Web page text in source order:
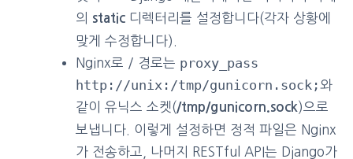
의 static 디렉터리를 설정합니다(각자 상황에
맞게 수정합니다).
Nginx로 / 경로는 proxy_pass
http://unix:/tmp/gunicorn.sock;와
같이 유닉스 소켓(/tmp/gunicorn.sock)으로
보냅니다. 이렇게 설정하면 정적 파일은 Nginx
가 전송하고, 나머지 RESTful API는 Django가